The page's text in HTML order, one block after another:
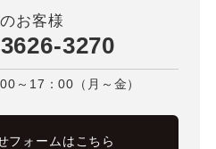
お客様
3270
～17：00（月～金）
フォームはこちら